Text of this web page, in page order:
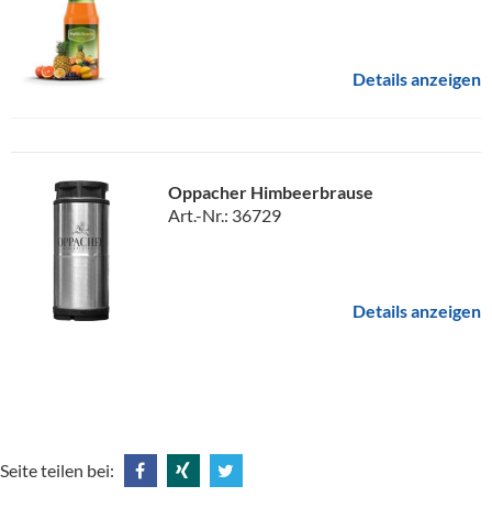
Details anzeigen
Oppacher Himbeerbrause
Art.-Nr.: 36729
Details anzeigen
Seite teilen bei: